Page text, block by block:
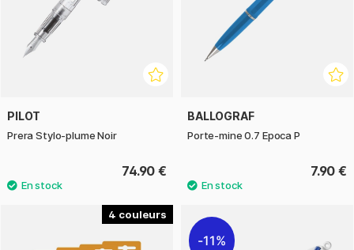
PILOT
Prera Stylo-plume Noir
74.90 €
BALLOGRAF
Porte-mine 0.7 Epoca P
7.90 €
4
11%